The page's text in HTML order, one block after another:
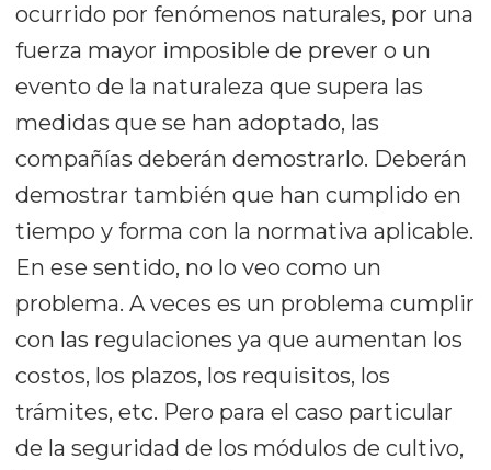
ocurrido por fenómenos naturales, por una
fuerza mayor imposible de prever o un
evento de la naturaleza que supera las
medidas que se han adoptado, las
compañías deberán demostrarlo. Deberán
demostrar también que han cumplido en
tiempo y forma con la normativa aplicable.
En ese sentido, no lo veo como un
problema. A veces es un problema cumplir
con las regulaciones ya que aumentan los
costos, los plazos, los requisitos, los
trámites, etc. Pero para el caso particular
de la seguridad de los módulos de cultivo,